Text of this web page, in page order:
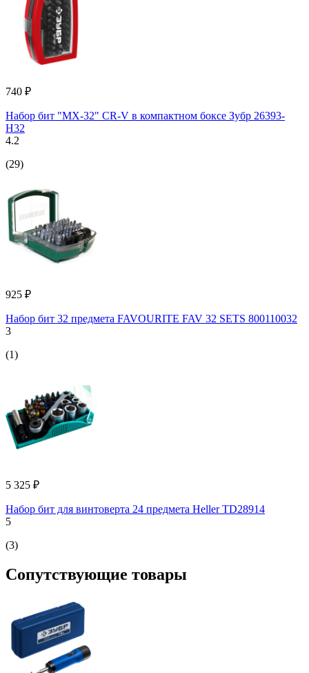
740 ₽
Набор бит "МХ-32" CR-V в компактном боксе Зубр 26393-
H32
4.2
(29)
925 ₽
Набор бит 32 предмета FAVOURITE FAV 32 SETS 800110032
3
(1)
5 325 ₽
Набор бит для винтоверта 24 предмета Heller TD28914
5
(3)
Сопутствующие товары